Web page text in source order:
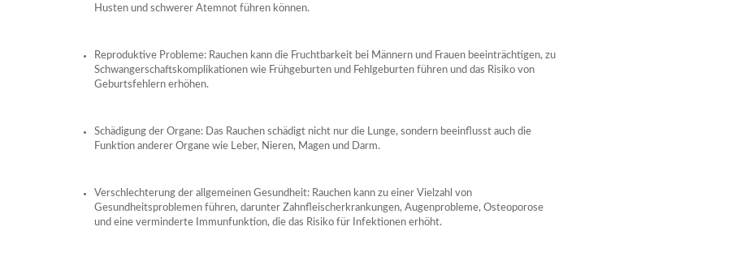
Husten und schwerer Atemnot führen können.
Reproduktive Probleme: Rauchen kann die Fruchtbarkeit bei Männern und Frauen beeinträchtigen, zu
Schwangerschaftskomplikationen wie Frühgeburten und Fehlgeburten führen und das Risiko von
Geburtsfehlern erhöhen.
Schädigung der Organe: Das Rauchen schädigt nicht nur die Lunge, sondern beeinflusst auch die
Funktion anderer Organe wie Leber, Nieren, Magen und Darm.
Verschlechterung der allgemeinen Gesundheit: Rauchen kann zu einer Vielzahl von
Gesundheitsproblemen führen, darunter Zahnfleischerkrankungen, Augenprobleme, Osteoporose
und eine verminderte Immunfunktion, die das Risiko für Infektionen erhöht.